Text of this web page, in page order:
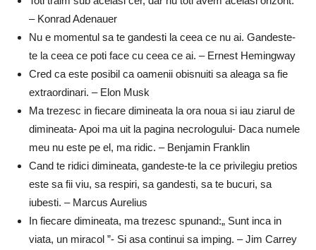
– Konrad Adenauer
Nu e momentul sa te gandesti la ceea ce nu ai. Gandeste-
te la ceea ce poti face cu ceea ce ai. – Ernest Hemingway
Cred ca este posibil ca oamenii obisnuiti sa aleaga sa fie
extraordinari. – Elon Musk
Ma trezesc in fiecare dimineata la ora noua si iau ziarul de
dimineata- Apoi ma uit la pagina necrologului- Daca numele
meu nu este pe el, ma ridic. – Benjamin Franklin
Cand te ridici dimineata, gandeste-te la ce privilegiu pretios
este sa fii viu, sa respiri, sa gandesti, sa te bucuri, sa
iubesti. – Marcus Aurelius
In fiecare dimineata, ma trezesc spunand:„ Sunt inca in
viata, un miracol ”- Si asa continui sa imping. – Jim Carrey